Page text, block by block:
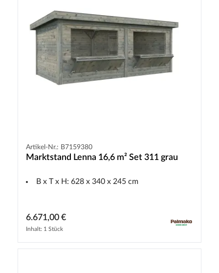
Artikel-Nr.: B7159380
Marktstand Lenna 16,6 m² Set 311 grau
B x T x H: 628 x 340 x 245 cm
6.671,00 €
Inhalt: 1 Stück